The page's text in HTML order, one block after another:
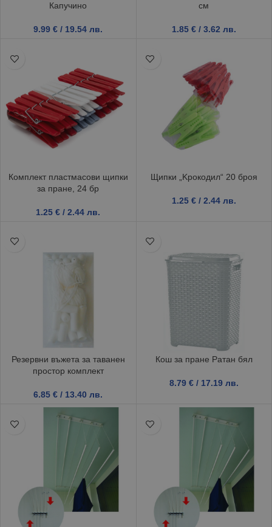
Капучино
9.99€ / 19.54 лв.
см
1.85 € / 3.62 лв.
Комплект пластмасови щипки
за пране, 24 бр
1.25€ / 2.44 лв.
Щипки „Kрокодил“ 20 броя
1.25 € / 2.44 лв.
Резервни въжета за таванен
простор комплект
6.85€ / 13.40 лв.
Кош за пране Ратан бял
8.79 € / 17.19 лв.